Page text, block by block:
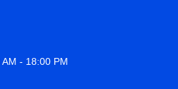
- 18:00 PM